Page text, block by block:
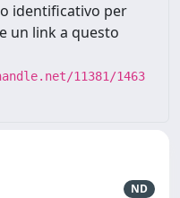
identificativo per
un link a questo
11381/1463
ND